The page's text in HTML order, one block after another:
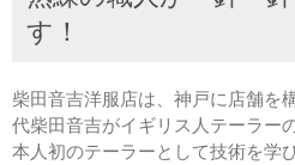
す！
柴田音吉洋服店は、神戸に店舗を
代柴田音吉がイギリス人テーラー
本人初のテーラーとして技術を学